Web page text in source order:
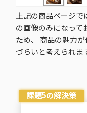
上記の商品ページ
の画像のみになって
ため、 商品の魅力
づらいと考えられま
課題5の解決策